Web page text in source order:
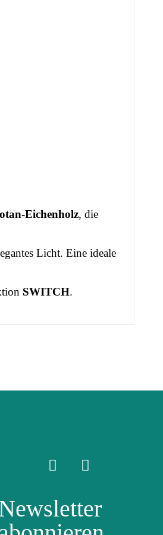
Eichenholz, die
Licht. Eine ideale
SWITCH.